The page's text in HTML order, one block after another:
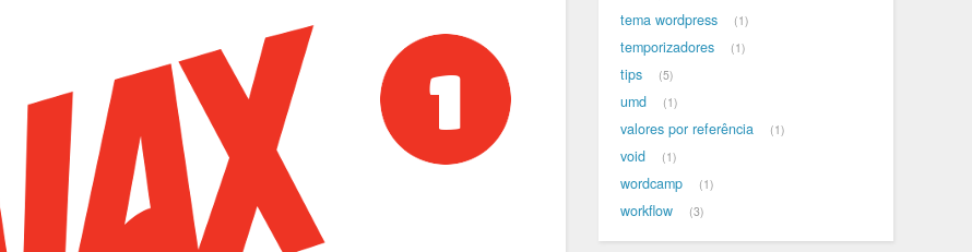
tema wordpress 1
temporizadores 1
tips 5
umd 1
valores por referência 1
void 1
wordcamp 1
workflow 3